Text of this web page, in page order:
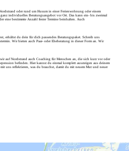
oder rund um Husum in einer Ferienwohnung oder einem
individuelles Beratungsangebot vor Ort. Das kann ein- bis zweimal
eine bestimmte Anzahl fester Termine beinhalten. Auch
erhältst du dein für dich passendes Beratungspaket. Schreib uns
Wir bieten auch Paar- oder Eheberatung in dieser Form an. Wir
auf Nordstrand auch Coaching für Menschen an, die sich kurz vor oder
befinden. Hier kannst du einmal komplett aussteigen aus deinem
uns reflektieren, was du brauchst, damit du mit neuem Mut und neuer